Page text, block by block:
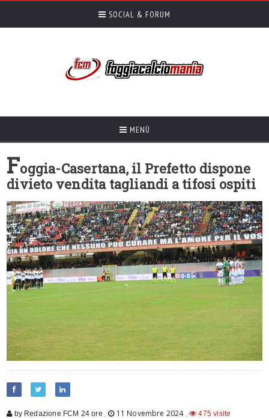
SOCIAL & FORUM
MENÙ
Foggia-Casertana, il Prefetto dispone
divieto vendita tagliandi a tifosi ospiti
by Redazione FCM 24 ore , 11 Novembre 2024 , 475 visite